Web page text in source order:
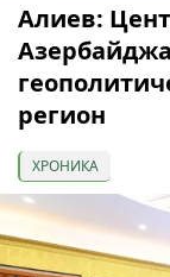
Алиев:
регион
ХРОНИКА